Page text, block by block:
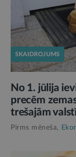
SKAIDROJUMS
No 1. jūlija
precēm
trešajām
Pirms mēneša,